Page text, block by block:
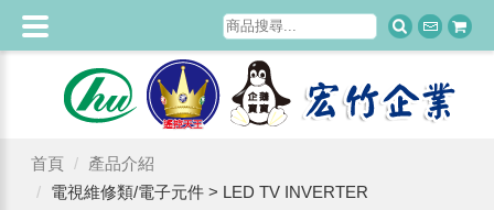
首頁
產品介紹
電視維修類/電子元件 > LED TV INVERTER